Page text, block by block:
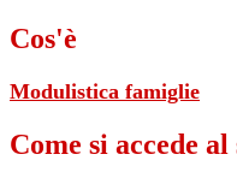
Cos'è
Modulistica famiglie
Come si accede